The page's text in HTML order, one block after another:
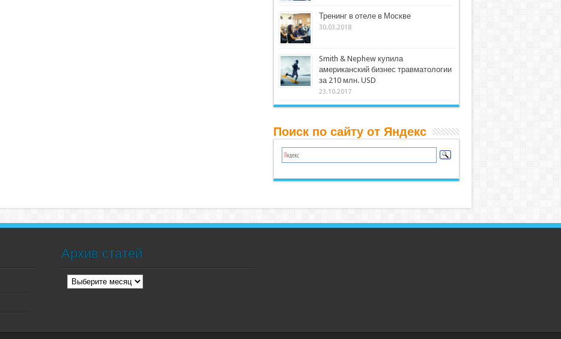
Тренинг в отеле в Москве
30.03.2018
Smith & Nephew купила
американский бизнес травматологии
за 210 млн. USD
23.10.2017
Поиск по сайту от Яндекс
Архив статей
Архив
статей